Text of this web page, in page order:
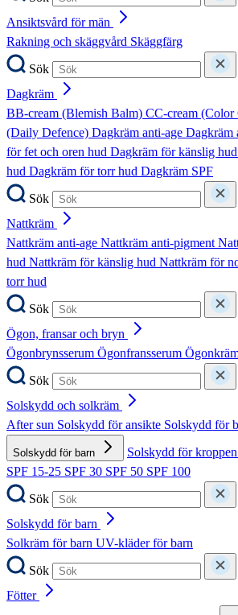
Ansiktsvård för män
Rakning och skäggvård Skäggfärg
Sök
Dagkräm
BB-cream (Blemish Balm) CC-cream (Color
(Daily Defence) Dagkräm anti-age Dagkräm
för fet och oren hud Dagkräm för känslig hud
hud Dagkräm för torr hud Dagkräm SPF
Sök
Nattkräm
Nattkräm anti-age Nattkräm anti-pigment
hud Nattkräm för känslig hud Nattkräm för
torr hud
Sök
Ögon, fransar och bryn
Ögonbrynsserum Ögonfransserum
Sök
Solskydd och solkräm
After sun Solskydd för ansikte Solskydd för
Solskydd för barn Solskydd för kroppen
SPF 15-25 SPF 30 SPF 50 SPF 100
Sök
Solskydd för barn
Solkräm för barn UV-kläder för barn
Sök
Fötter